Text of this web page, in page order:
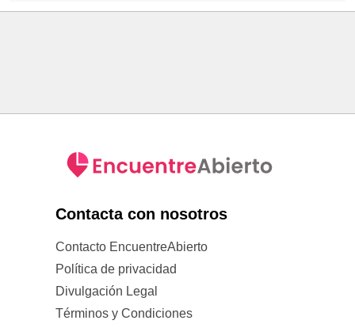
Contacta con nosotros
Contacto EncuentreAbierto
Política de privacidad
Divulgación Legal
Términos y Condiciones